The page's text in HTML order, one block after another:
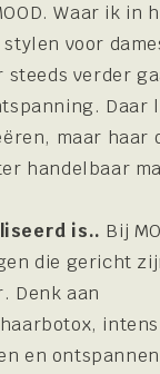
Waar ik in
voor
verder
Daar
maar haar
handelbaar
is.. Bij
die gericht
Denk aan
en